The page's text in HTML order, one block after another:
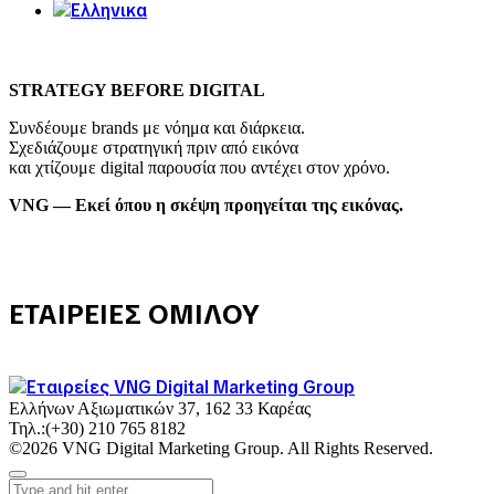
STRATEGY BEFORE DIGITAL
Συνδέουμε brands με νόημα και διάρκεια.
Σχεδιάζουμε στρατηγική πριν από εικόνα
και χτίζουμε digital παρουσία που αντέχει στον χρόνο.
VNG — Εκεί όπου η σκέψη προηγείται της εικόνας.
ΕΤΑΙΡΕΙΕΣ ΟΜΙΛΟΥ
Ελλήνων Αξιωματικών 37, 162 33 Καρέας
Τηλ.:(+30) 210 765 8182
©2026 VNG Digital Marketing Group. All Rights Reserved.